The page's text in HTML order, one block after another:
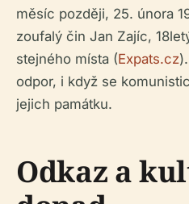
měsíc později, 25. února
zoufalý čin Jan Zajíc,
stejného místa (Expats.cz
odpor, i když se
jejich památku.
Odkaz a